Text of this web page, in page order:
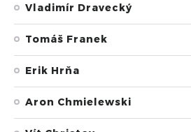
Vladimír Dravecký
Tomáš Franek
Erik Hrňa
Aron Chmielewski